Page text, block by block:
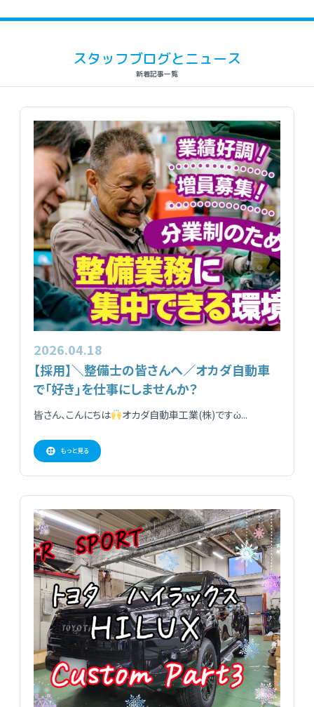
スタッフブログとニュース
新着記事一覧
2026.04.18
【採用】＼整備士の皆さんへ／オカダ自動車
で「好き」を仕事にしませんか？
皆さん、こんにちは オカダ自動車工業(株)ですὠ...
もっと見る